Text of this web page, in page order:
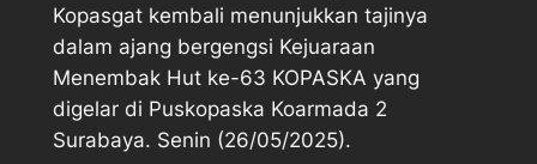
Kopasgat kembali menunjukkan tajinya
dalam ajang bergengsi Kejuaraan
Menembak Hut ke-63 KOPASKA yang
digelar di Puskopaska Koarmada 2
Surabaya. Senin (26/05/2025).